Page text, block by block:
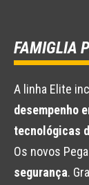
FAMIGLIA
A linha Elite
desempenho
tecnológicas
Os novos
segurança.